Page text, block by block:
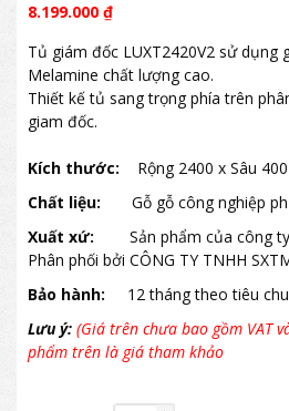
8.199.000 ₫
Tủ giám đốc LUXT2420V2 sử dụng
Melamine chất lượng cao.
Thiết kế tủ sang trọng phía trên
giam đốc.
Kích thước: Rộng 2400 x Sâu
Chất liệu:
Gỗ gỗ công nghiệp
Xuất xứ:
Sản phẩm của công ty
Phân phối bởi CÔNG TY TNHH
Bảo hành:
12 tháng theo tiêu
Lưu ý: (Giá trên chưa bao gồm VAT
phẩm trên là giá tham khảo